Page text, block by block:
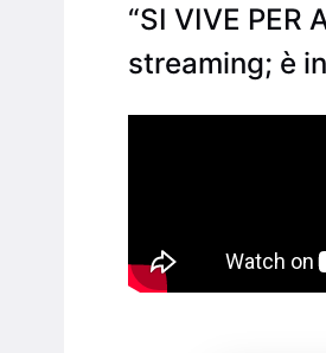
“SI VIVE
streaming; è